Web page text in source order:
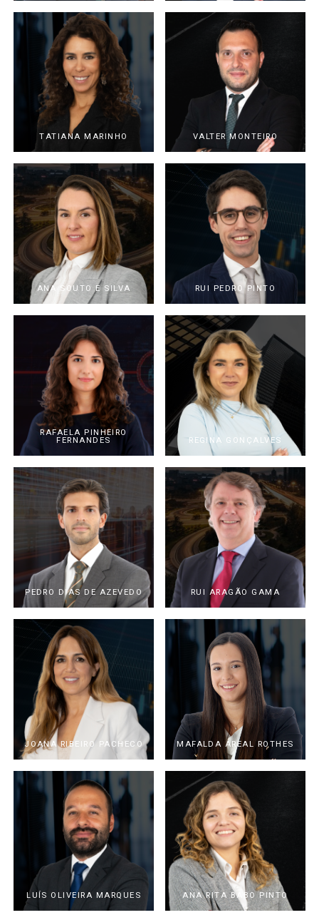
TATIANA MARINHO VALTER MONTEIRO
ANA SOUTO E SILVA RUI PEDRO PINTO
RAFAELA PINHEIRO
FERNANDES REGINA GONÇALVES
PEDRO DIAS DE AZEVEDO RUI ARAGÃO GAMA
JOANA RIBEIRO PACHECO MAFALDA AREAL ROTHES
LUÍS OLIVEIRA MARQUES ANA RITA BABO PINTO